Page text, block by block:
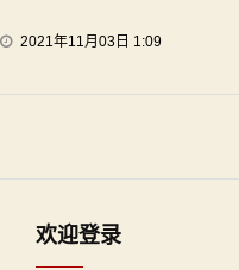
2021年11月03日 1:09
欢迎登录